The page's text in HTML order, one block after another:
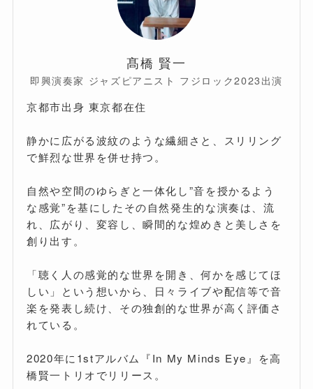
髙橋 賢一
即興演奏家 ジャズピアニスト フジロック2023出演
京都市出身 東京都在住
静かに広がる波紋のような繊細さと、スリリング
で鮮烈な世界を併せ持つ。
自然や空間のゆらぎと一体化し”音を授かるよう
な感覚”を基にしたその自然発生的な演奏は、流
れ、広がり、変容し、瞬間的な煌めきと美しさを
創り出す。
「聴く人の感覚的な世界を開き、何かを感じてほ
しい」という想いから、日々ライブや配信等で音
楽を発表し続け、その独創的な世界が高く評価さ
れている。
2020年に1stアルバム『In My Minds Eye』を高
橋賢一トリオでリリース。